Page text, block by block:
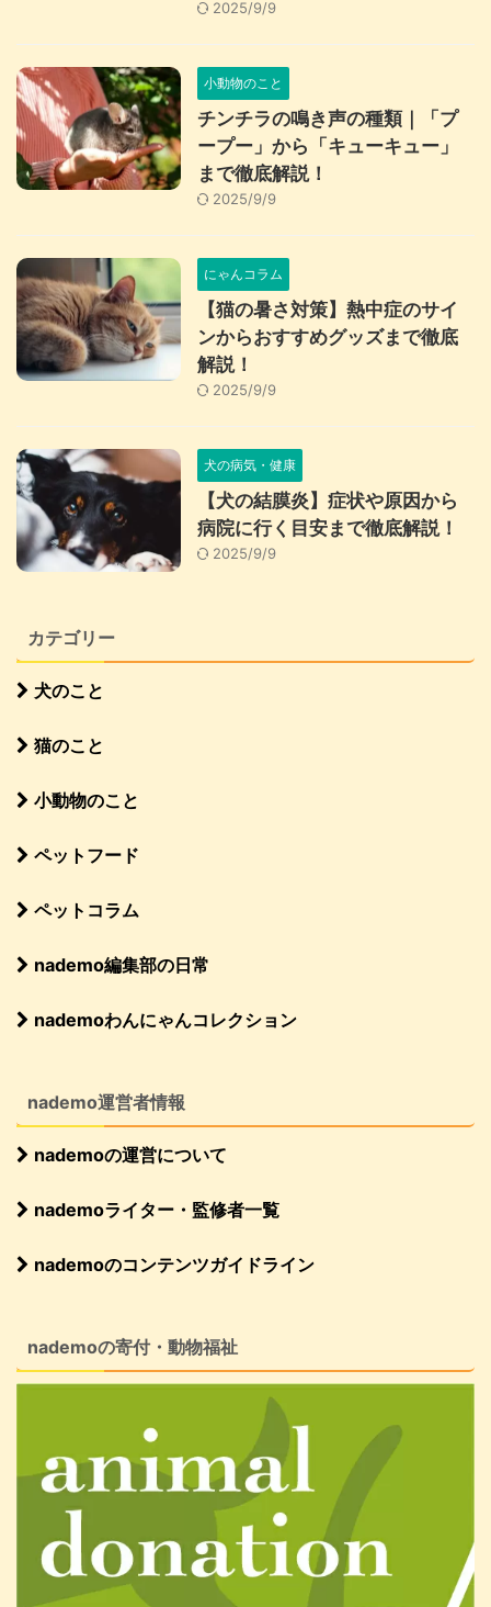
2025/9/9
小動物のこと
チンチラの鳴き声の種類｜「プ
ープー」から「キューキュー」
まで徹底解説！
2025/9/9
にゃんコラム
【猫の暑さ対策】熱中症のサイ
ンからおすすめグッズまで徹底
解説！
2025/9/9
犬の病気・健康
【犬の結膜炎】症状や原因から
病院に行く目安まで徹底解説！
2025/9/9
カテゴリー
犬のこと
猫のこと
小動物のこと
ペットフード
ペットコラム
nademo編集部の日常
nademoわんにゃんコレクション
nademo運営者情報
nademoの運営について
nademoライター・監修者一覧
nademoのコンテンツガイドライン
nademoの寄付・動物福祉